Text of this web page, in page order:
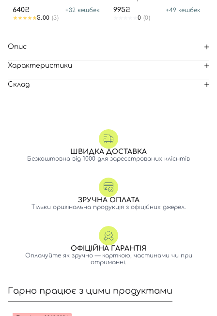
640₴ +32 кешбек
5.00 (3)
995₴ +49 кешбек
0 (0)
Опис
Характеристики
Склад
ШВИДКА ДОСТАВКА
Безкоштовна від 1000 для зареєстрованих клієнтів
ЗРУЧНА ОПЛАТА
Тільки оригінальна продукція з офіційних джерел.
ОФІЦІЙНА ГАРАНТІЯ
Оплачуйте як зручно — карткою, частинами чи при
отриманні.
Гарно працює з цими продуктами